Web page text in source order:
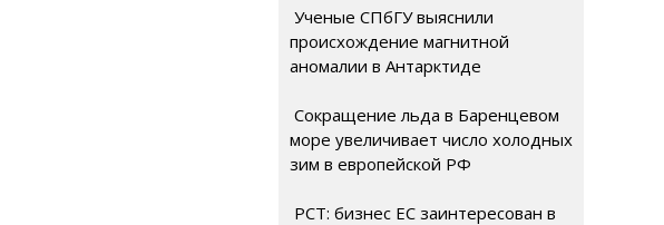
Ученые СПбГУ выяснили
происхождение магнитной
аномалии в Антарктиде
Сокращение льда в Баренцевом
море увеличивает число холодных
зим в европейской РФ
РСТ: бизнес ЕС заинтересован в